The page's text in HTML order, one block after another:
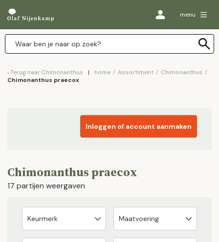
menu
Terug naar Chimonanthus home / Assortiment / Chimonanthus /
Chimonanthus praecox
Inloggen of account aanmaken
Chimonanthus praecox
17 partijen weergaven